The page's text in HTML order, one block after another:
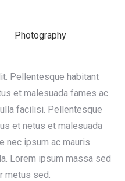
Photography
Pellentesque habitant
et malesuada fames ac
facilisi. Pellentesque
et netus et malesuada
nec ipsum ac mauris
Lorem ipsum massa sed
metus sed.